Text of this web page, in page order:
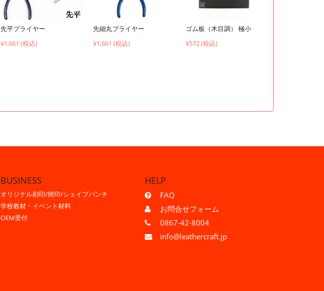
先平プライヤー
¥1,661 (税込)
先細丸プライヤー
¥1,661 (税込)
ゴム板（木目調） 極小
¥572 (税込)
BUSINESS
オリジナル刻印/焼印/シェイプパンチ
学校教材・イベント材料
OEM受付
HELP
FAQ
お問合せフォーム
0867-42-8004
info@leathercraft.jp